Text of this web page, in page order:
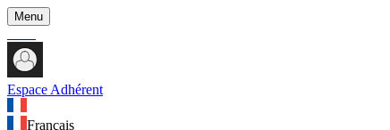
Menu
Espace Adhérent
Français